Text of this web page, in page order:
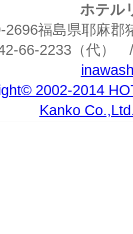
ホテル
2696福島県耶麻
66-2233（代
2002-2014
Kanko